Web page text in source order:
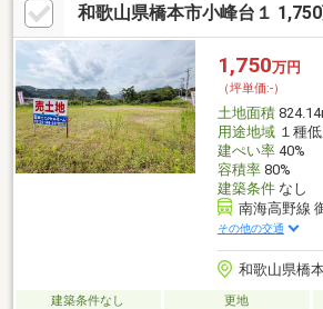
和歌山県橋本市小峰台１
1,750万円
（坪単価:-）
土地面積
用途地域１種
建ぺい率40%
容積率80%
建築条件なし
南海高野線
その他の交通
和歌山県橋
建築条件なし 更地